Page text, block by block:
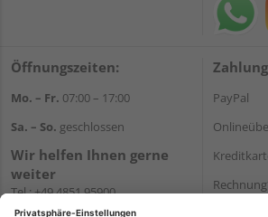
Öffnungszeiten:
Mo. – Fr. 07:00 – 17:00
Sa. – So. geschlossen
Wir helfen Ihnen gerne
weiter
Tel.:+49 4851 95900
E-Mail:info@holzland-
PayPal